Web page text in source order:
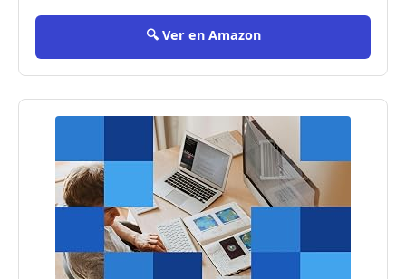
🔍 Ver en Amazon